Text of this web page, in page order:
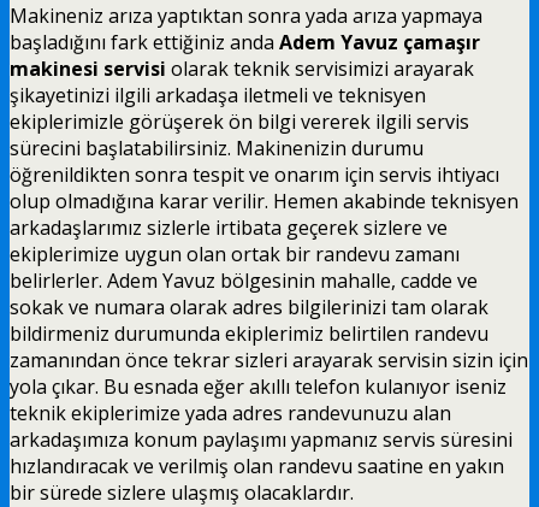
Makineniz arıza yaptıktan sonra yada arıza yapmaya
başladığını fark ettiğiniz anda Adem Yavuz çamaşır
makinesi servisi olarak teknik servisimizi arayarak
şikayetinizi ilgili arkadaşa iletmeli ve teknisyen
ekiplerimizle görüşerek ön bilgi vererek ilgili servis
sürecini başlatabilirsiniz. Makinenizin durumu
öğrenildikten sonra tespit ve onarım için servis ihtiyacı
olup olmadığına karar verilir. Hemen akabinde teknisyen
arkadaşlarımız sizlerle irtibata geçerek sizlere ve
ekiplerimize uygun olan ortak bir randevu zamanı
belirlerler. Adem Yavuz bölgesinin mahalle, cadde ve
sokak ve numara olarak adres bilgilerinizi tam olarak
bildirmeniz durumunda ekiplerimiz belirtilen randevu
zamanından önce tekrar sizleri arayarak servisin sizin için
yola çıkar. Bu esnada eğer akıllı telefon kulanıyor iseniz
teknik ekiplerimize yada adres randevunuzu alan
arkadaşımıza konum paylaşımı yapmanız servis süresini
hızlandıracak ve verilmiş olan randevu saatine en yakın
bir sürede sizlere ulaşmış olacaklardır.